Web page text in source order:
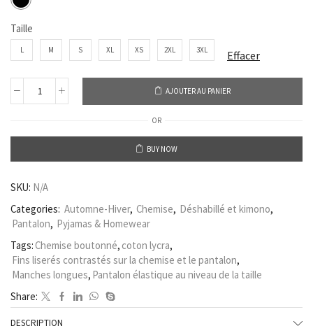
Taille
L M S XL XS 2XL 3XL Effacer
AJOUTER AU PANIER
OR
BUY NOW
SKU: N/A
Categories: Automne-Hiver, Chemise, Déshabillé et kimono,
Pantalon, Pyjamas & Homewear
Tags: Chemise boutonné, coton lycra,
Fins liserés contrastés sur la chemise et le pantalon,
Manches longues, Pantalon élastique au niveau de la taille
Share:
DESCRIPTION